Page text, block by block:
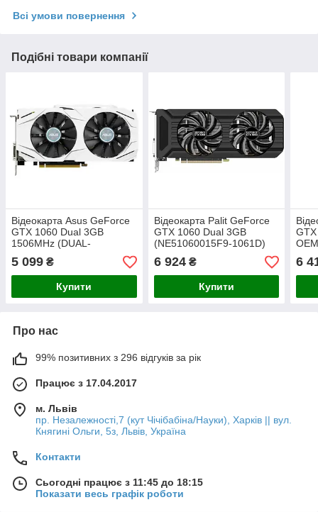
Всі умови повернення
Подібні товари компанії
Відеокарта Asus GeForce
GTX 1060 Dual 3GB
1506MHz (DUAL-
GTX1060-O3G) OEM
5 099 ₴
Купити
Відеокарта Palit GeForce
GTX 1060 Dual 3GB
(NE51060015F9-1061D)
6 924₴
Купити
6
Про нас
99% позитивних з 296 відгуків за рік
Працює з 17.04.2017
м. Львів
пр. Незалежності,7 (кут Чічібабіна/Науки), Харків || вул.
Княгині Ольги, 5з, Львів, Україна
Контакти
Сьогодні працює з 11:45 до 18:15
Показати весь графік роботи